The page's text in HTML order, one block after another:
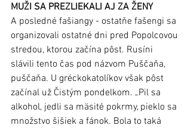
MUŽI SA PREZLIEKALI AJ ZA ŽENY
A posledné fašiangy - ostatňe fašengi sa
organizovali ostatné dni pred Popolcovou
stredou, ktorou začína pôst. Rusíni
slávili tento čas pod názvom Puščaňa,
puščaňa. U gréckokatolíkov však pôst
začínal už Čistým pondelkom. „Pil sa
alkohol, jedli sa mäsité pokrmy, pieklo sa
množstvo šišiek a fánok. Bola to taká